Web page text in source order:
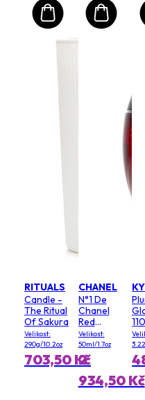
RITUALS
Candle -
The Ritual
Of Sakura
Velikost:
290g/10.2oz
703,50 Kč
CHANEL
N°1 De
Chanel
Red
Camellia
Serum In
Mist
Velikost:
50ml/1.7oz
2
934,50 Kč